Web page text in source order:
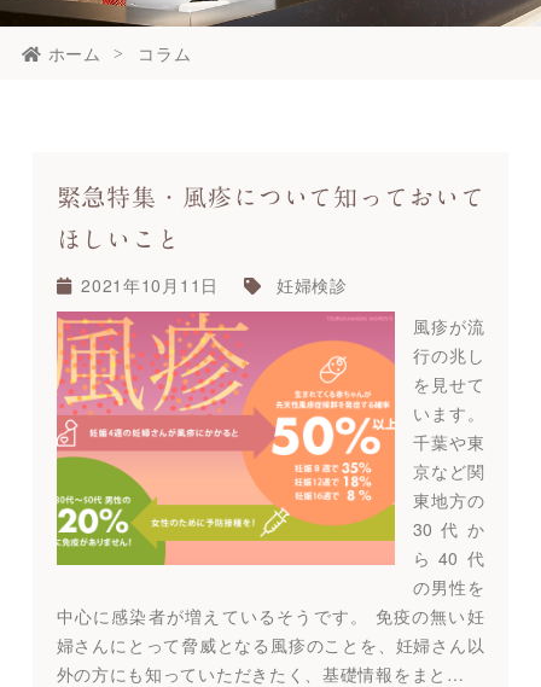
ホーム コラム
緊急特集・風疹について知っておいて
ほしいこと
2021年10月11日
妊婦検診
風疹が流
行の兆し
を見せて
います。
千葉や東
京など関
東地方の
30代か
ら40代
の男性を
中心に感染者が増えているそうです。 免疫の無い妊
婦さんにとって脅威となる風疹のことを、妊婦さん以
外の方にも知っていただきたく、基礎情報をまと…